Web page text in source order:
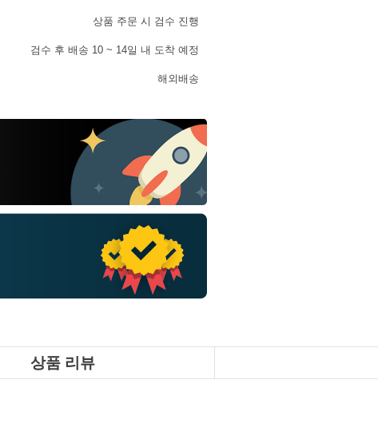
상품 주문 시 검수 진행
검수 후 배송 10 ~ 14일 내 도착 예정
해외배송
상품 리뷰